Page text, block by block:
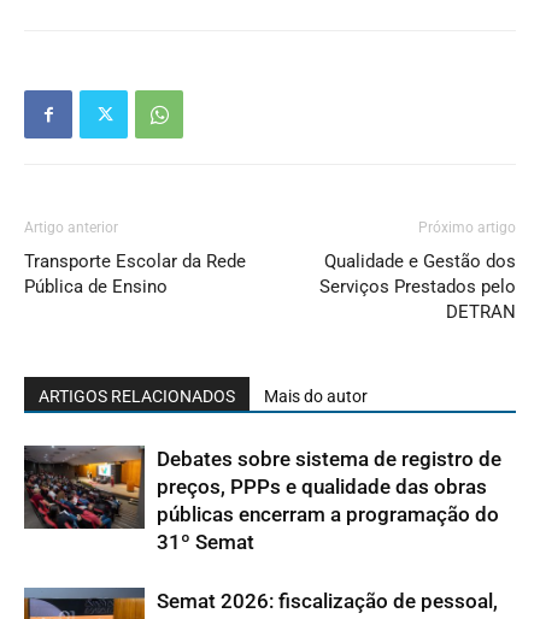
Artigo anterior
Transporte Escolar da Rede
Pública de Ensino
Próximo artigo
Qualidade e Gestão dos
Serviços Prestados pelo
DETRAN
ARTIGOS RELACIONADOS Mais do autor
Debates sobre sistema de registro de
preços, PPPs e qualidade das obras
públicas encerram a programação do
31º Semat
Semat 2026: fiscalização de pessoal,